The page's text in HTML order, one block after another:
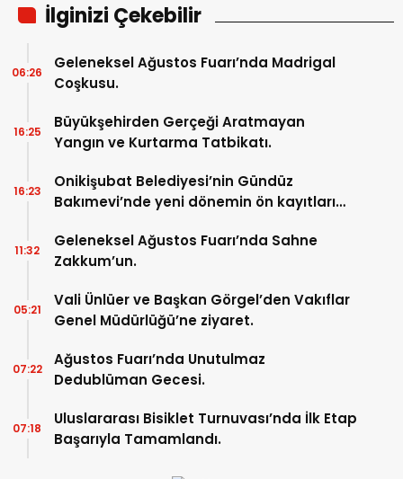
İlginizi Çekebilir
Geleneksel Ağustos Fuarı’nda Madrigal
Coşkusu.
06:26
Büyükşehirden Gerçeği Aratmayan
Yangın ve Kurtarma Tatbikatı.
16:25
Onikişubat Belediyesi’nin Gündüz
Bakımevi’nde yeni dönemin ön kayıtları
16:23
Geleneksel Ağustos Fuarı’nda Sahne
Zakkum’un.
11:32
Vali Ünlüer ve Başkan Görgel’den Vakıflar
Genel Müdürlüğü’ne ziyaret.
05:21
Ağustos Fuarı’nda Unutulmaz
Dedublüman Gecesi.
07:22
Uluslararası Bisiklet Turnuvası’nda İlk Etap
Başarıyla Tamamlandı.
07:18